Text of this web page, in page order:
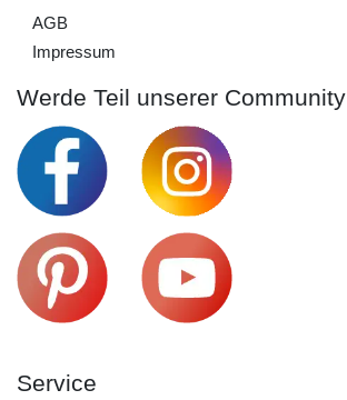
AGB
Impressum
Werde Teil unserer Community
Service